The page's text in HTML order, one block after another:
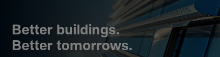
Better buil­dings.
Better tomor­rows.